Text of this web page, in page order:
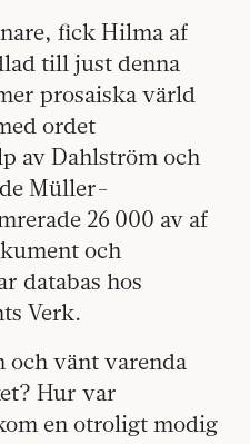
fick Hilma af
till just denna
prosaiska värld
ordet
av Dahlström och
Müller-
26 000 av af
och
databas hos
Verk.
och vänt varenda
Hur var
en otroligt modig